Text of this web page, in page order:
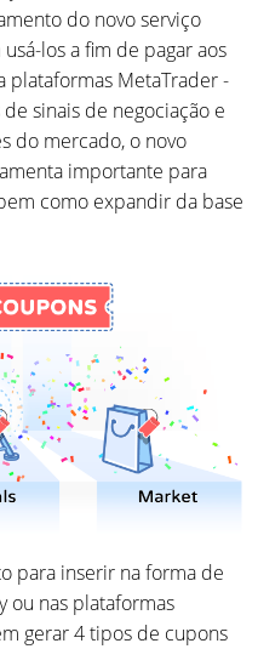
do novo serviço
los a fim de pagar aos
plataformas MetaTrader -
de sinais de negociação e
do mercado, o novo
importante para
como expandir da base
para inserir na forma de
ou nas plataformas
gerar 4 tipos de cupons